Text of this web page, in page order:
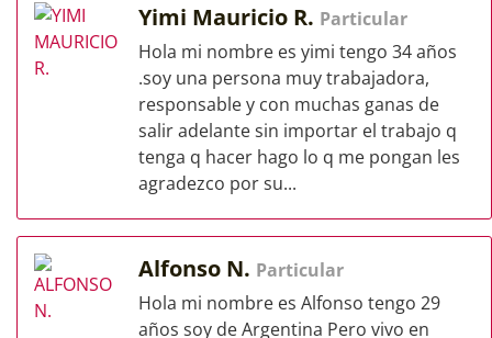
Yimi Mauricio R. Particular
Hola mi nombre es yimi tengo 34 años
.soy una persona muy trabajadora,
responsable y con muchas ganas de
salir adelante sin importar el trabajo q
tenga q hacer hago lo q me pongan les
agradezco por su...
Alfonso N. Particular
Hola mi nombre es Alfonso tengo 29
años soy de Argentina Pero vivo en